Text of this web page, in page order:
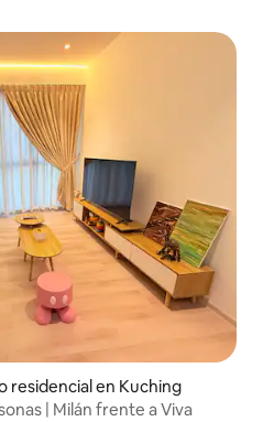
residencial en Kuching
| Milán frente a Viva